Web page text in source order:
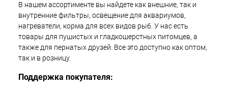
В нашем ассортименте вы найдете как внешние, так и
внутренние фильтры, освещение для аквариумов,
нагреватели, корма для всех видов рыб. У нас есть
товары для пушистых и гладкошерстных питомцев, а
также для пернатых друзей. Все это доступно как оптом,
так и в розницу.
Поддержка покупателя: